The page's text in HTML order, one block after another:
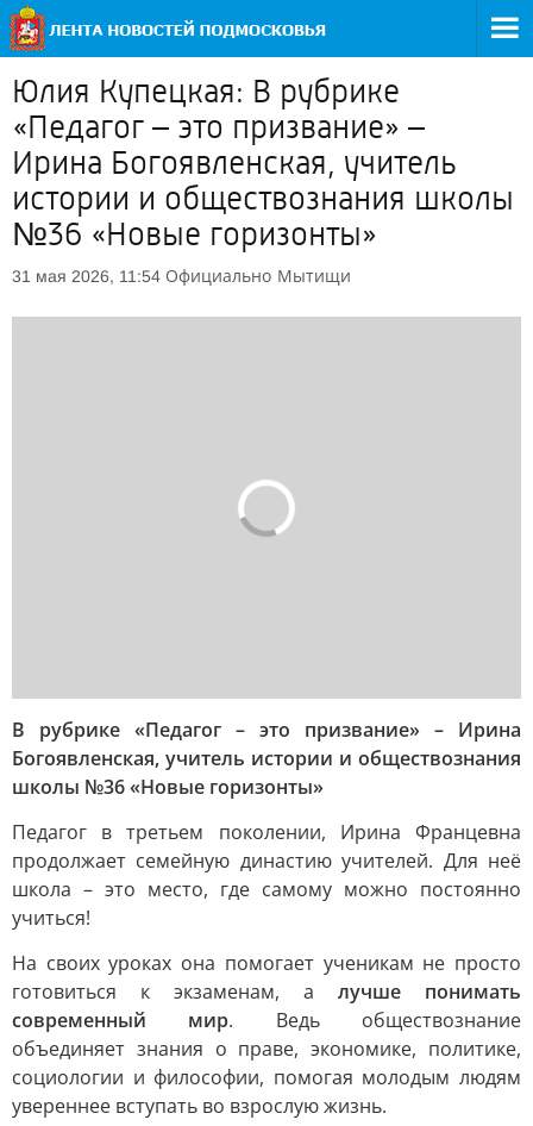
Юлия Купецкая: В рубрике
«Педагог – это призвание» –
Ирина Богоявленская, учитель
истории и обществознания школы
№36 «Новые горизонты»
31 мая 2026, 11:54 Официально Мытищи
В рубрике «Педагог – это призвание» – Ирина
Богоявленская, учитель истории и обществознания
школы №36 «Новые горизонты»
Педагог в третьем поколении, Ирина Францевна
продолжает семейную династию учителей. Для неё
школа – это место, где самому можно постоянно
учиться!
На своих уроках она помогает ученикам не просто
готовиться к экзаменам, а лучше понимать
современный мир. Ведь обществознание
объединяет знания о праве, экономике, политике,
социологии и философии, помогая молодым людям
увереннее вступать во взрослую жизнь.